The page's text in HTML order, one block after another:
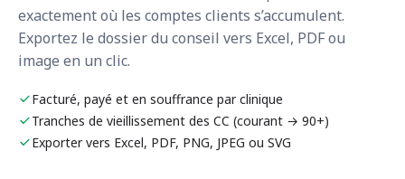
exactement où les comptes clients s’accumulent.
Exportez le dossier du conseil vers Excel, PDF ou
image en un clic.
Facturé, payé et en souffrance par clinique
Tranches de vieillissement des CC (courant → 90+)
Exporter vers Excel, PDF, PNG, JPEG ou SVG